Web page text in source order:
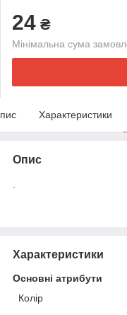
24 ₴
Мінімальна сума
Характеристики
Опис
Характеристики
Основні атрибути
Колір